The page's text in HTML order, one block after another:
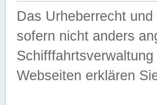
Das Urheberrecht
sofern nicht anders
Webseiten erklären